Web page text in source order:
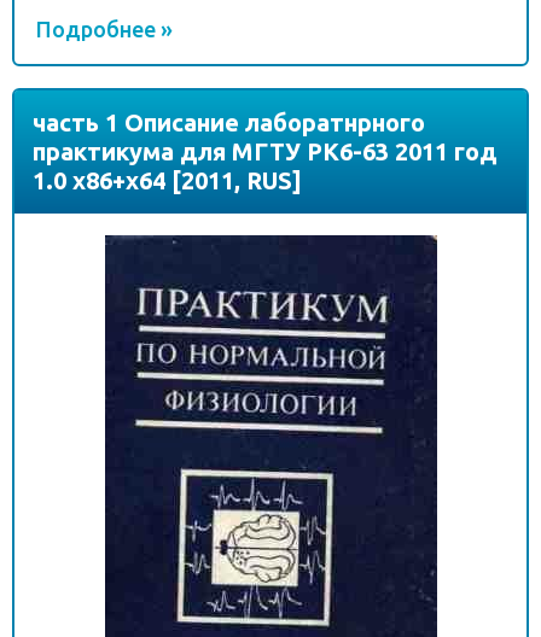
Подробнее »
часть 1 Описание лаборатнрного
практикума для МГТУ РК6-63 2011 год
1.0 x86+x64 [2011, RUS]